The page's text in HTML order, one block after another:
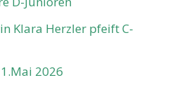
Klara Herzler pfeift C-
2026